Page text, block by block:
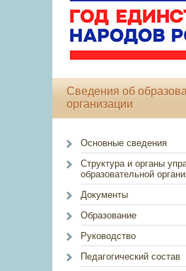
Сведения об
организации
Основные сведения
Структура и органы
образовательной
Документы
Образование
Руководство
Педагогический состав